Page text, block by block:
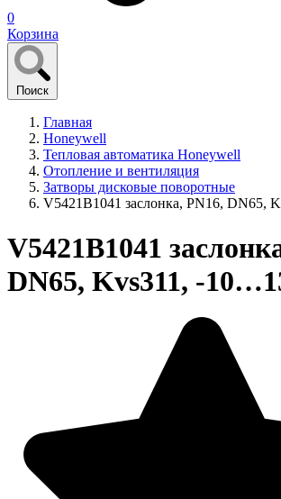
0
Корзина
Поиск
Главная
Honeywell
Тепловая автоматика Honeywell
Отопление и вентиляция
Затворы дисковые поворотные
V5421B1041 заслонка, PN16, DN65,
V5421B1041
DN65, Kvs311, -